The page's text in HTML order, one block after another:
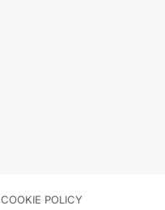
COOKIE POLICY